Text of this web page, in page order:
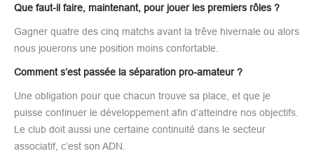
Que faut-il faire, maintenant, pour jouer les premiers rôles ?
Gagner quatre des cinq matchs avant la trêve hivernale ou alors
nous jouerons une position moins confortable.
Comment s’est passée la séparation pro-amateur ?
Une obligation pour que chacun trouve sa place, et que je
puisse continuer le développement afin d’atteindre nos objectifs.
Le club doit aussi une certaine continuité dans le secteur
associatif, c’est son ADN.